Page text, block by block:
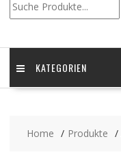
KATEGORIEN
Home Produkte